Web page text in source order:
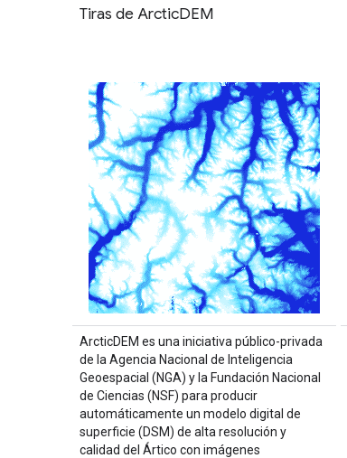
Tiras de ArcticDEM
ArcticDEM es una iniciativa público-privada
de la Agencia Nacional de Inteligencia
Geoespacial (NGA) y la Fundación Nacional
de Ciencias (NSF) para producir
automáticamente un modelo digital de
superficie (DSM) de alta resolución y
calidad del Ártico con imágenes